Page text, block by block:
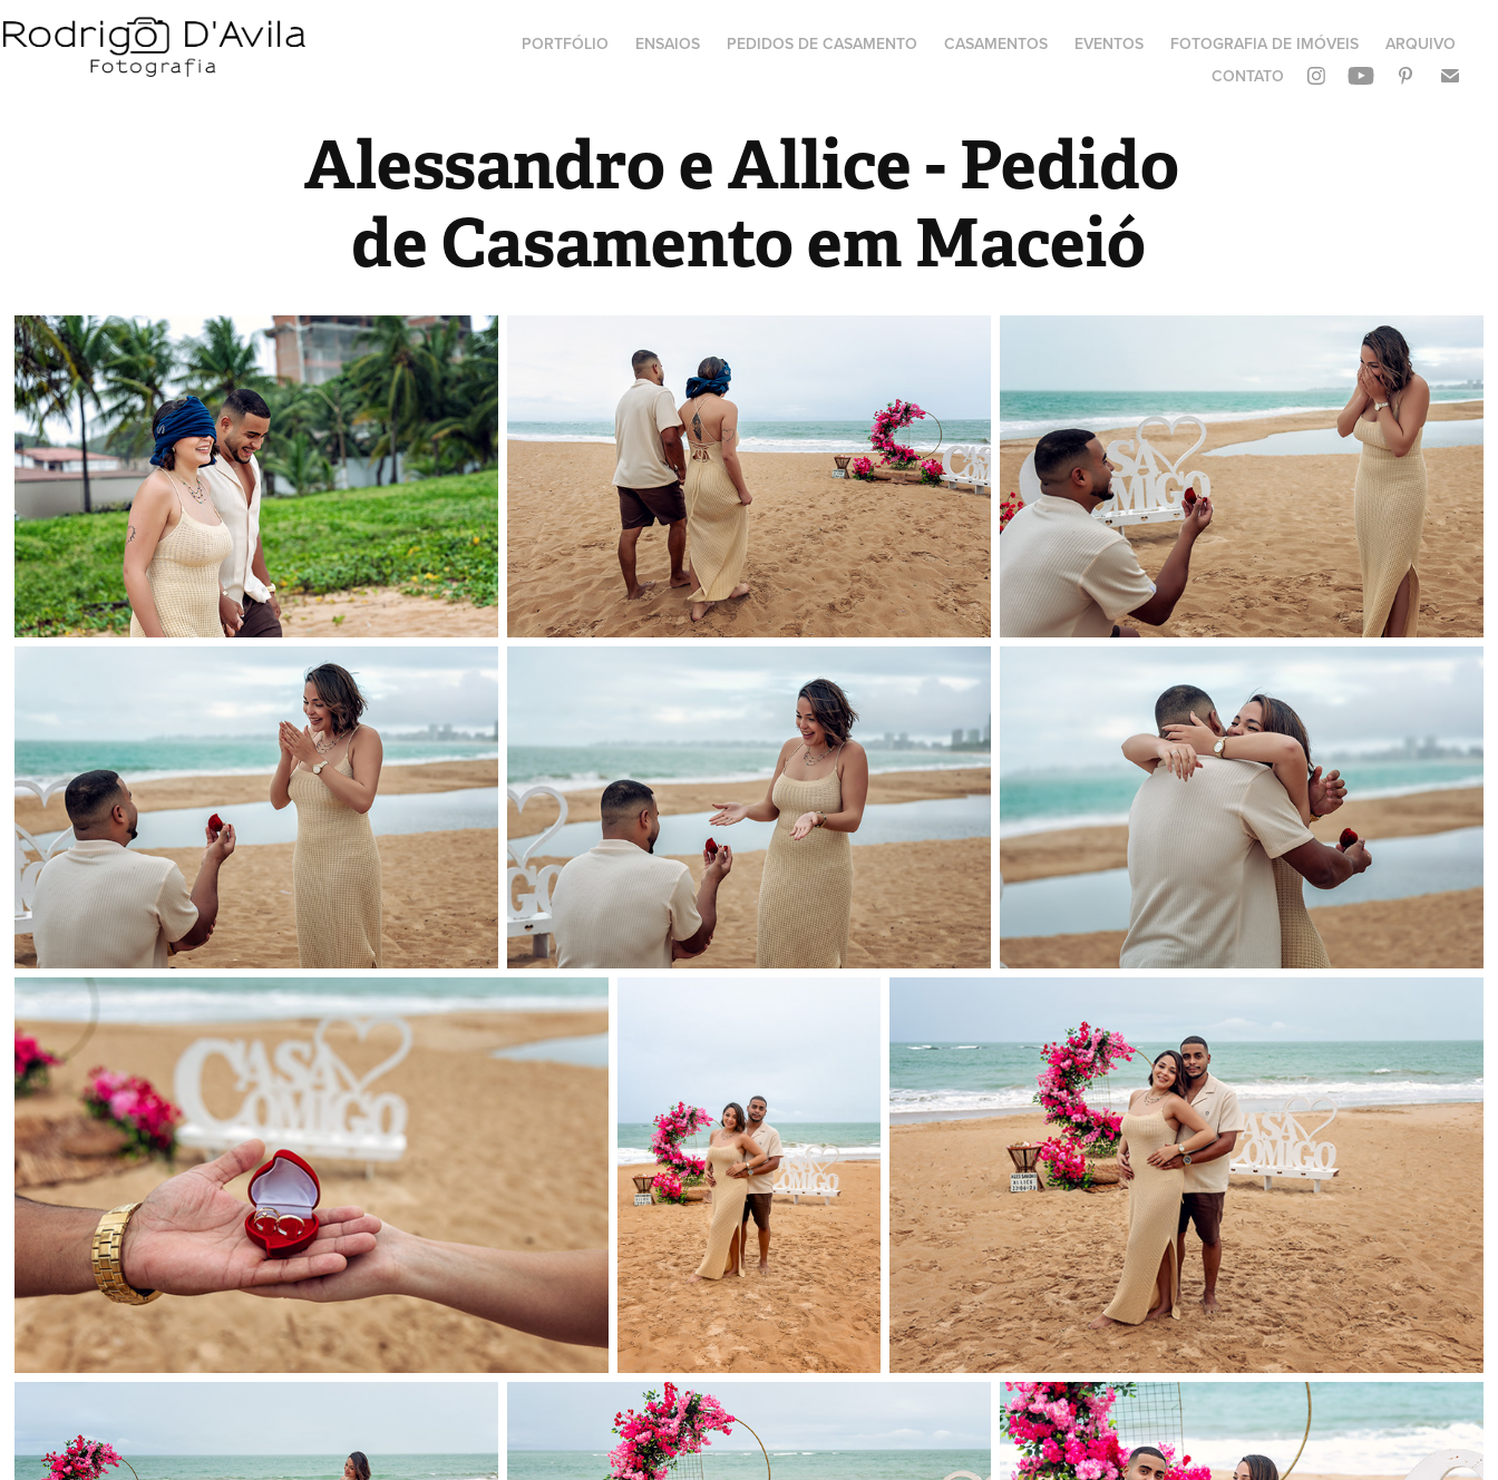
PORTFÓLIO ENSAIOS PEDIDOS DE CASAMENTO CASAMENTOS EVENTOS FOTOGRAFIA DE IMÓVEIS
ARQUIVO
CONTATO
Alessandro e Allice - Pedido
de Casamento em Maceió